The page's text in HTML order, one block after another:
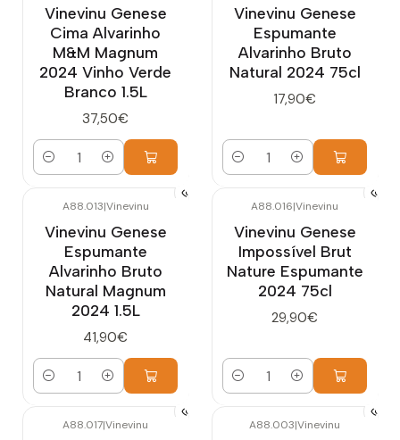
Vinevinu Genese
Cima Alvarinho
M&M Magnum
2024 Vinho Verde
Branco 1.5L
37,50€
Quantidade
Vinevinu Genese
Espumante
Alvarinho Bruto
Natural 2024 75cl
17,90€
Quantidade
A88.013|Vinevinu
Vinevinu Genese
Espumante
Alvarinho Bruto
Natural Magnum
2024 1.5L
41,90€
Quantidade
A88.016|Vinevinu
Vinevinu Genese
Impossível Brut
Nature Espumante
2024 75cl
29,90€
Quantidade
A88.017|Vinevinu A88.003|Vinevinu